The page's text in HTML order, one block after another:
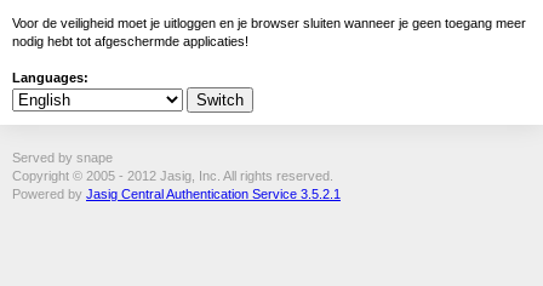
Voor de veiligheid moet je uitloggen en je browser sluiten wanneer je geen toegang meer
nodig hebt tot afgeschermde applicaties!
Languages:
Served by snape
Copyright © 2005 - 2012 Jasig, Inc. All rights reserved.
Powered by Jasig Central Authentication Service 3.5.2.1